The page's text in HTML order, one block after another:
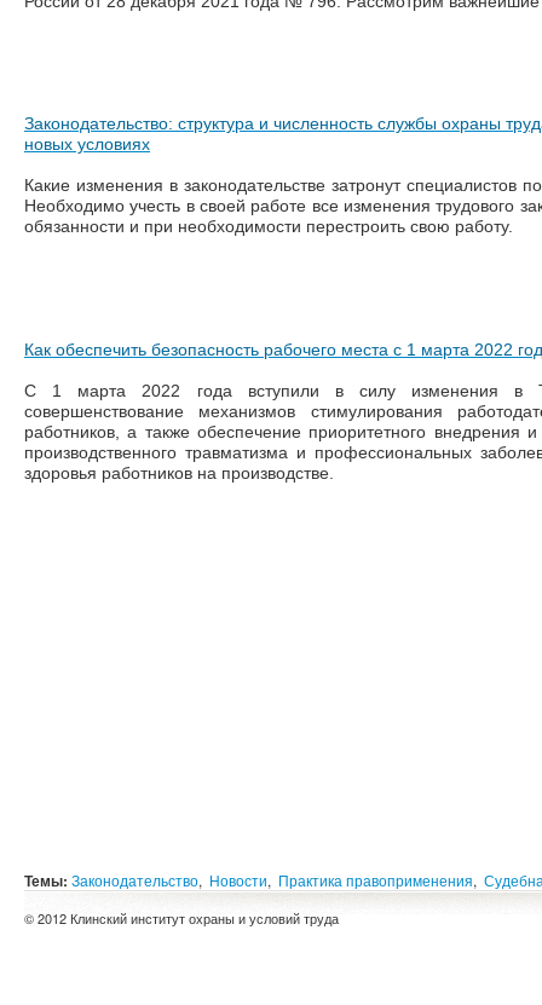
Законодательство: структура и численность службы охраны
новых условиях
Какие изменения в законодательстве затронут специалистов
Необходимо учесть в своей работе все изменения трудового
обязанности и при необходимости перестроить свою работу.
Как обеспечить безопасность рабочего места с 1 марта 2022
С 1 марта 2022 года вступили в силу изменения в
совершенствование механизмов стимулирования
работников, а также обеспечение приоритетного внедрения
производственного травматизма и профессиональных
здоровья работников на производстве.
Темы: Законодательство, Новости, Практика правоприменения,
© 2012 Клинский институт охраны и условий труда